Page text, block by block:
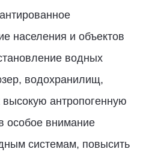
населения и объектов
водных
водохранилищ,
антропогенную
особое внимание
системам, повысить